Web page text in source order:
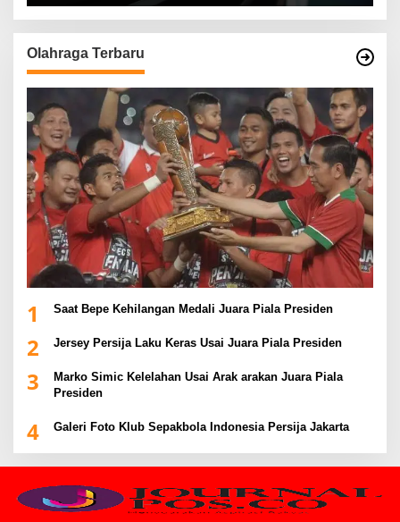
Olahraga Terbaru
1 Saat Bepe Kehilangan Medali Juara Piala Presiden
2 Jersey Persija Laku Keras Usai Juara Piala Presiden
3
Marko Simic Kelelahan Usai Arak arakan Juara Piala
Presiden
4 Galeri Foto Klub Sepakbola Indonesia Persija Jakarta